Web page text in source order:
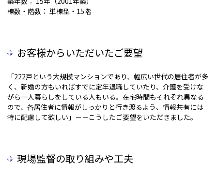
棟数・階数： 単棟型・15階
お客様からいただいたご要望
「222戸という大規模マンションであり、幅広い世代の居住者が多
く、新婚の方もいればすでに定年退職していたり、介護を受けな
がら一人暮らしをしている人もいる。在宅時間もそれぞれ異なる
ので、各居住者に情報がしっかりと行き渡るよう、情報共有には
特に配慮して欲しい」－－こうしたご要望をいただきました。
現場監督の取り組みや工夫